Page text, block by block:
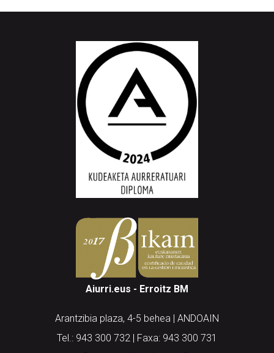
Aiurri.eus - Erroitz BM
Arantzibia plaza, 4-5 behea | ANDOAIN
Tel.: 943 300 732 | Faxa: 943 300 731